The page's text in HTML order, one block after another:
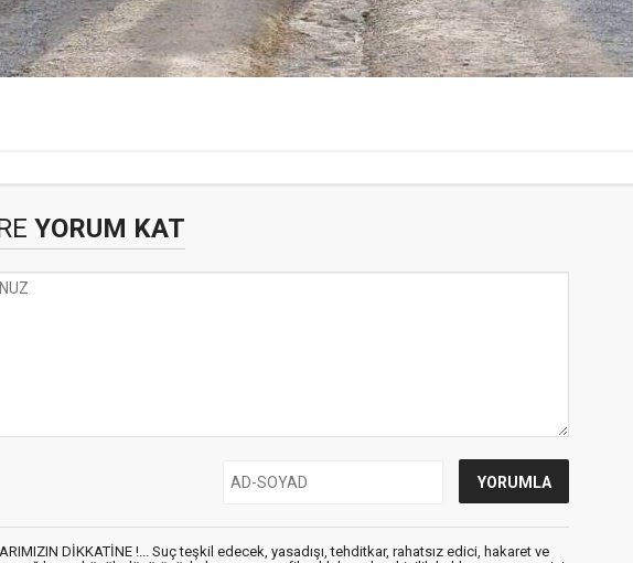
YORUM KAT
DİKKATİNE !... Suç teşkil edecek, yasadışı, tehditkar, rahatsız edici, hakaret ve